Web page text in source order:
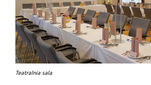
Teatralnia sala